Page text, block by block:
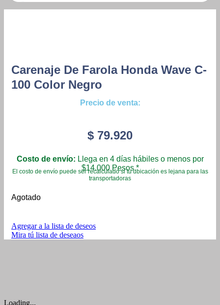
Carenaje De Farola Honda Wave C-
100 Color Negro
Precio de venta:
$ 79.920
Costo de envío: Llega en 4 días hábiles o menos por
$14.000 Pesos.*
El costo de envío puede ser recalculado si tu ubicación es lejana para las
transportadoras
Agotado
Agregar a la lista de deseos
Mira tú lista de deseaos
Loading...